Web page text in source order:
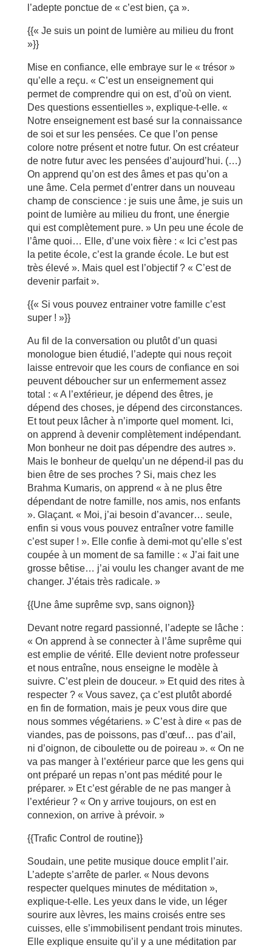
l’adepte ponctue de « c’est bien, ça ».
{{« Je suis un point de lumière au milieu du front
»}}
Mise en confiance, elle embraye sur le « trésor »
qu’elle a reçu. « C’est un enseignement qui
permet de comprendre qui on est, d’où on vient.
Des questions essentielles », explique-t-elle. «
Notre enseignement est basé sur la connaissance
de soi et sur les pensées. Ce que l’on pense
colore notre présent et notre futur. On est créateur
de notre futur avec les pensées d’aujourd’hui. (…)
On apprend qu’on est des âmes et pas qu’on a
une âme. Cela permet d’entrer dans un nouveau
champ de conscience : je suis une âme, je suis un
point de lumière au milieu du front, une énergie
qui est complètement pure. » Un peu une école de
l’âme quoi… Elle, d’une voix fière : « Ici c’est pas
la petite école, c’est la grande école. Le but est
très élevé ». Mais quel est l’objectif ? « C’est de
devenir parfait ».
{{« Si vous pouvez entrainer votre famille c’est
super ! »}}
Au fil de la conversation ou plutôt d’un quasi
monologue bien étudié, l’adepte qui nous reçoit
laisse entrevoir que les cours de confiance en soi
peuvent déboucher sur un enfermement assez
total : « A l’extérieur, je dépend des êtres, je
dépend des choses, je dépend des circonstances.
Et tout peux lâcher à n’importe quel moment. Ici,
on apprend à devenir complètement indépendant.
Mon bonheur ne doit pas dépendre des autres ».
Mais le bonheur de quelqu’un ne dépend-il pas du
bien être de ses proches ? Si, mais chez les
Brahma Kumaris, on apprend « à ne plus être
dépendant de notre famille, nos amis, nos enfants
». Glaçant. « Moi, j’ai besoin d’avancer… seule,
enfin si vous vous pouvez entraîner votre famille
c’est super ! ». Elle confie à demi-mot qu’elle s’est
coupée à un moment de sa famille : « J’ai fait une
grosse bêtise… j’ai voulu les changer avant de me
changer. J’étais très radicale. »
{{Une âme suprême svp, sans oignon}}
Devant notre regard passionné, l’adepte se lâche :
« On apprend à se connecter à l’âme suprême qui
est emplie de vérité. Elle devient notre professeur
et nous entraîne, nous enseigne le modèle à
suivre. C’est plein de douceur. » Et quid des rites à
respecter ? « Vous savez, ça c’est plutôt abordé
en fin de formation, mais je peux vous dire que
nous sommes végétariens. » C’est à dire « pas de
viandes, pas de poissons, pas d’œuf… pas d’ail,
ni d’oignon, de ciboulette ou de poireau ». « On ne
va pas manger à l’extérieur parce que les gens qui
ont préparé un repas n’ont pas médité pour le
préparer. » Et c’est gérable de ne pas manger à
l’extérieur ? « On y arrive toujours, on est en
connexion, on arrive à prévoir. »
{{Trafic Control de routine}}
Soudain, une petite musique douce emplit l’air.
L’adepte s’arrête de parler. « Nous devons
respecter quelques minutes de méditation »,
explique-t-elle. Les yeux dans le vide, un léger
sourire aux lèvres, les mains croisés entre ses
cuisses, elle s’immobilisent pendant trois minutes.
Elle explique ensuite qu’il y a une méditation par